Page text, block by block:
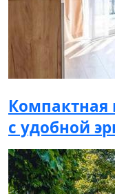
Компактная
с удобной